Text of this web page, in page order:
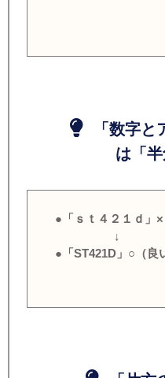
「数字と
は「半
●「ｓｔ４２１ｄ」×
↓
●「ST421D」○（良